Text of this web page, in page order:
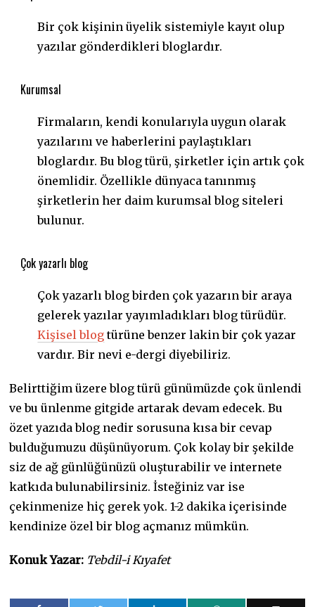
Bir çok kişinin üyelik sistemiyle kayıt olup
yazılar gönderdikleri bloglardır.
Kurumsal
Firmaların, kendi konularıyla uygun olarak
yazılarını ve haberlerini paylaştıkları
bloglardır. Bu blog türü, şirketler için artık çok
önemlidir. Özellikle dünyaca tanınmış
şirketlerin her daim kurumsal blog siteleri
bulunur.
Çok yazarlı blog
Çok yazarlı blog birden çok yazarın bir araya
gelerek yazılar yayımladıkları blog türüdür.
Kişisel blogtürüne benzer lakin bir çok yazar
vardır. Bir nevi e-dergi diyebiliriz.
Belirttiğim üzere blog türü günümüzde çok ünlendi
ve bu ünlenme gitgide artarak devam edecek. Bu
özet yazıda blog nedir sorusuna kısa bir cevap
bulduğumuzu düşünüyorum. Çok kolay bir şekilde
siz de ağ günlüğünüzü oluşturabilir ve internete
katkıda bulunabilirsiniz. İsteğiniz var ise
çekinmenize hiç gerek yok. 1-2 dakika içerisinde
kendinize özel bir blog açmanız mümkün.
Konuk Yazar: Tebdil-i Kıyafet